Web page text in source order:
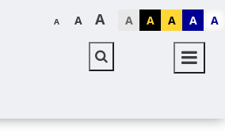
A A A A A A A A